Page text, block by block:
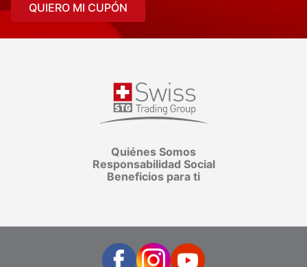
QUIERO MI CUPÓN
Quiénes Somos
Responsabilidad Social
Beneficios para ti